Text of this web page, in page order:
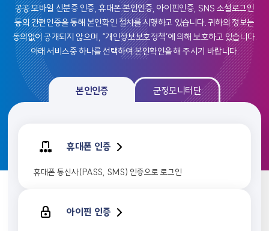
공공 모바일 신분증 인증, 휴대폰 본인인증, 아이핀인증, SNS 소셜로그인
등의간편인증을 통해 본인확인 절차를 시행하고 있습니다. 귀하의 정보는
동의없이 공개되지 않으며, “개인정보보호정책’에 의해 보호하고 있습니다.
아래 서비스중 하나를 선택하여 본인확인을 해 주시기 바랍니다.
본인인증 군정모니터단
휴대폰 인증
휴대폰 통신사(PASS, SMS) 인증으로 로그인
아이핀 인증